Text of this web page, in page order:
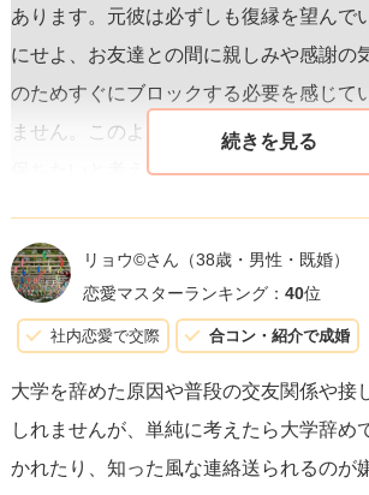
あります。元彼は必ずしも復縁を望んで
にせよ、お友達との間に親しみや感謝の
のためすぐにブロックする必要を感じて
ません。このような場合、元彼は友達と
保ちたいと考えている可能性もあります
三つ目の理由として、彼が 特に深く考え
否定できません。彼が他の人をブロック
に多くの情報を整理したかったからに過
ん。この場合、単に見逃したり、特に意
たわけではない可能性があります。
リョウ©️さん （38歳・男性・既婚）
恋愛マスターランキング： 40位
社内恋愛で交際 合コン・紹介で成婚
大学を辞めた原因や普段の交友関係や接
しれませんが、単純に考えたら大学辞め
かれたり、知った風な連絡送られるのが